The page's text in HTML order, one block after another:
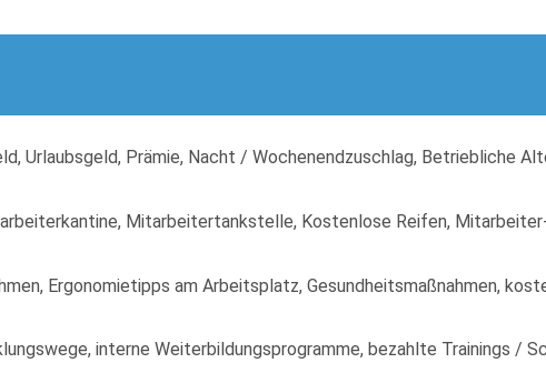
Urlaubsgeld, Prämie, Nacht / Wochenendzuschlag, Betriebliche
Mitarbeitertankstelle, Kostenlose Reifen,
Ergonomietipps am Arbeitsplatz, Gesundheitsmaßnahmen,
interne Weiterbildungsprogramme, bezahlte Trainings /